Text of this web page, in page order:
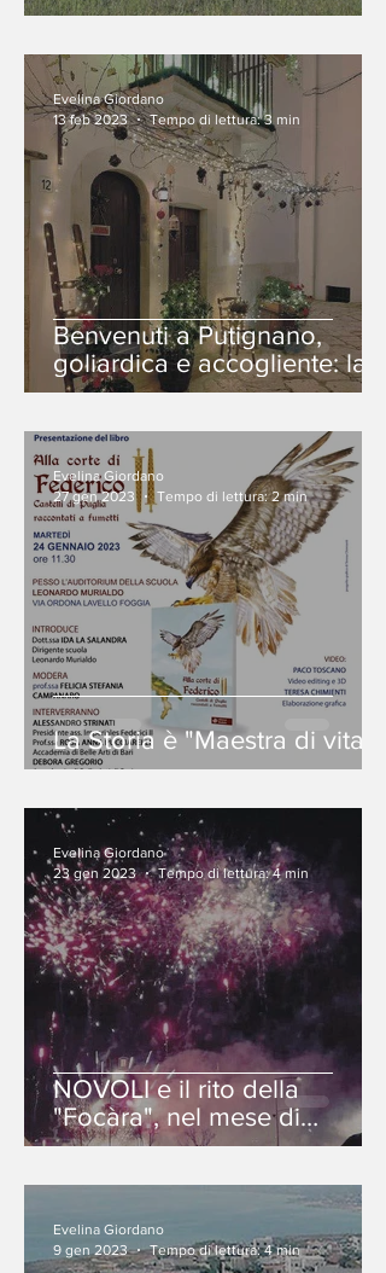
Storia e tradizioni.
Benvenuti a Putignano,
goliardica e accogliente: la
"Città del Carnevale"
Evelina Giordano
13 feb 2023
Tempo di lettura: 3 min
La Storia è "Maestra di vita"
Evelina Giordano
27 gen 2023
Tempo di lettura: 2 min
NOVOLI e il rito della
"Focàra", nel mese di
gennaio.
Evelina Giordano
23 gen 2023
Tempo di lettura: 4 min
Evelina Giordano
9 gen 2023
Tempo di lettura: 4 min